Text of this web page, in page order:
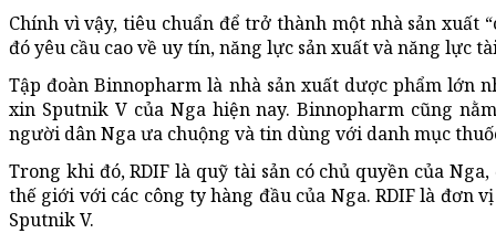
Chính vì vậy, tiêu chuẩn để trở thành một nhà sản
đó yêu cầu cao về uy tín, năng lực sản xuất và năng lực
Tập đoàn Binnopharm là nhà sản xuất dược phẩm lớn
xin Sputnik V của Nga hiện nay. Binnopharm cũng
người dân Nga ưa chuộng và tin dùng với danh mục
Trong khi đó, RDIF là quỹ tài sản có chủ quyền của
thế giới với các công ty hàng đầu của Nga. RDIF là
Sputnik V.